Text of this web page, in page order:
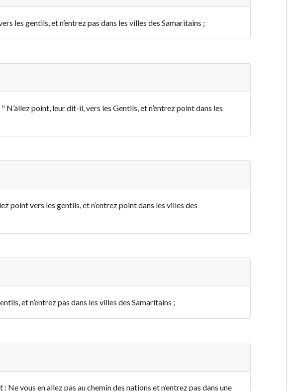
les gentils, et n’entrez pas dans les villes des Samaritains ;
point, leur dit-il, vers les Gentils, et n’entrez point dans les
point vers les gentils, et n’entrez point dans les villes des
et n’entrez pas dans les villes des Samaritains ;
vous en allez pas au chemin des nations et n’entrez pas dans une